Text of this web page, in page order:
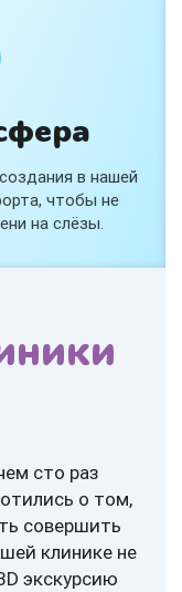
в нашей
чтобы не
на слёзы.
сто раз
о том,
совершить
клинике не
экскурсию